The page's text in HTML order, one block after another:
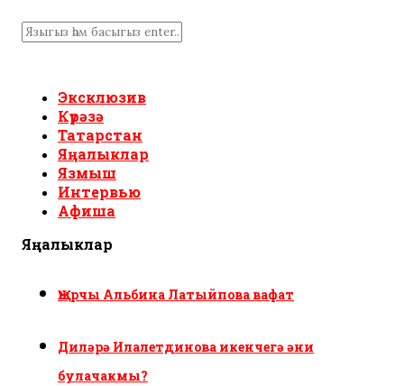
Эксклюзив
Күрәзә
Татарстан
Яңалыклар
Язмыш
Интервью
Афиша
Яңалыклар
Җырчы Альбина Латыйпова вафат
Диләрә Илалетдинова икенчегә әни
булачакмы?